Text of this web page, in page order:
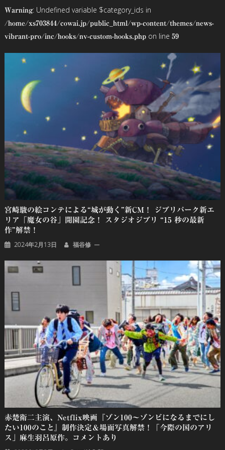
ゲ
ー
Warning: Undefined variable $category_ids in
/home/xs703844/cowai.jp/public_html/wp-content/themes/news-
vibrant-pro/inc/hooks/nv-custom-hooks.phpon line 59
宮崎駿の絵コンテによる“城が動く”新CM！ ジブリパーク新エ
リア「魔女の谷」開園記念！ スタジオジブリ “15 秒の最新
作”解禁！
2024年2月13日 福谷修
赤楚衛二主演、Netflix映画『ゾン100〜ゾンビになるまでにし
たい100のこと』制作決定＆場面写真解禁！「今際の国のアリ
ス」麻生羽呂原作。コメントあり